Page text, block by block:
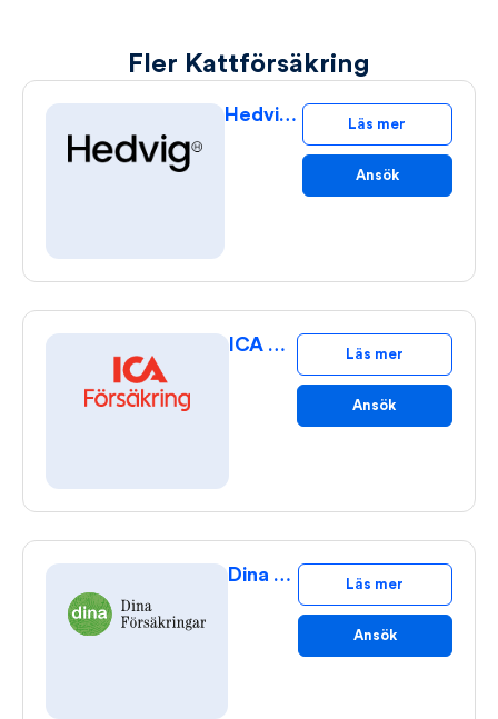
Fler Kattförsäkring
Hedvig Kattförsäkring Läs mer
Ansök
ICA Kattförsäkring Läs mer
Ansök
Dina Kattförsäkring Läs mer
Ansök